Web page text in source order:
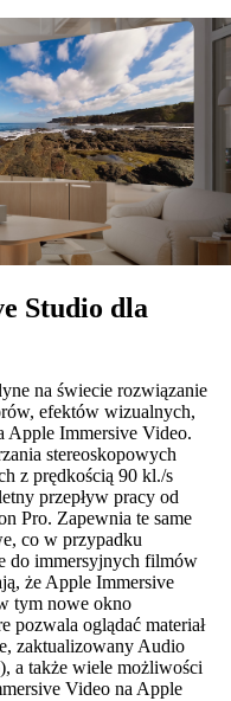
Studio dla
na świecie rozwiązanie
efektów wizualnych,
Apple Immersive Video.
stereoskopowych
z prędkością 90 kl./s
przepływ pracy od
Pro. Zapewnia te same
co w przypadku
do immersyjnych filmów
że Apple Immersive
tym nowe okno
pozwala oglądać materiał
zaktualizowany Audio
a także wiele możliwości
Video na Apple